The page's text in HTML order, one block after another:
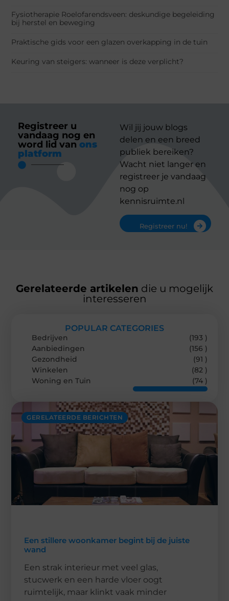
Fysiotherapie Roelofarendsveen: deskundige begeleiding
bij herstel en beweging
Praktische gids voor een glazen overkapping in de tuin
Keuring van steigers: wanneer is deze verplicht?
Registreer u
vandaag nog en
word lid van ons
platform
Wil jij jouw blogs
delen en een breed
publiek bereiken?
Wacht niet langer en
registreer je vandaag
nog op
kennisruimte.nl
Registreer nu!
Gerelateerde artikelen die u mogelijk
interesseren
GERELATEERDE BERICHTEN
Een stillere woonkamer begint bij de juiste
wand
Een strak interieur met veel glas,
stucwerk en een harde vloer oogt
ruimtelijk, maar klinkt vaak minder
POPULAR CATEGORIES
Bedrijven
(193 )
Aanbiedingen
(156 )
Gezondheid
(91 )
Winkelen
(82 )
Woning en Tuin
(74 )